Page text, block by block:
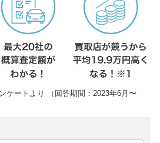
ケートより （回答期間：2023年6月〜